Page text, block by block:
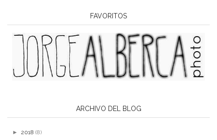
FAVORITOS
ARCHIVO DEL BLOG
► 2018 (8)